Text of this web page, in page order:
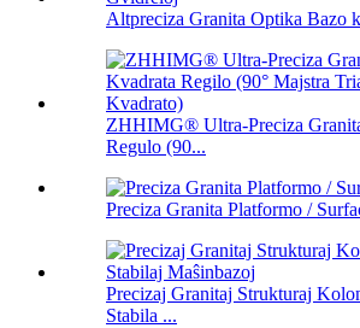
Altpreciza Granita Optika Bazo
ZHHIMG® Ultra-Preciza
Regulo (90...
Preciza Granita Platformo /
Precizaj Granitaj Strukturaj
Stabila ...